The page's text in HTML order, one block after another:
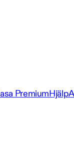
PremiumHjälp